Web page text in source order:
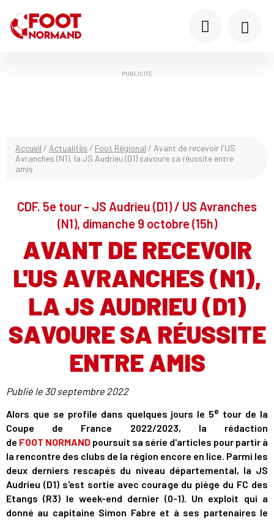
PUBLICITÉ
Accueil / Actualités / Foot Régional / Avant de recevoir l'US
Avranches (N1), la JS Audrieu (D1) savoure sa réussite entre
amis
CDF. 5e tour - JS Audrieu (D1) / US Avranches
(N1), dimanche 9 octobre (15h)
AVANT DE RECEVOIR
L'US AVRANCHES (N1),
LA JS AUDRIEU (D1)
SAVOURE SA RÉUSSITE
ENTRE AMIS
Publié le 30 septembre 2022
Alors que se profile dans quelques jours le 5e tour de la
Coupe de France 2022/2023, la rédaction
de FOOT NORMAND poursuit sa série d'articles pour partir à
la rencontre des clubs de la région encore en lice. Parmi les
deux derniers rescapés du niveau départemental, la JS
Audrieu (D1) s'est sortie avec courage du piège du FC des
Etangs (R3) le week-end dernier (0-1). Un exploit qui a
donné au capitaine Simon Fabre et à ses partenaires le